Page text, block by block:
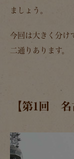
ましょう。
今回は大きく分け
二通りあります。
【第1回 名